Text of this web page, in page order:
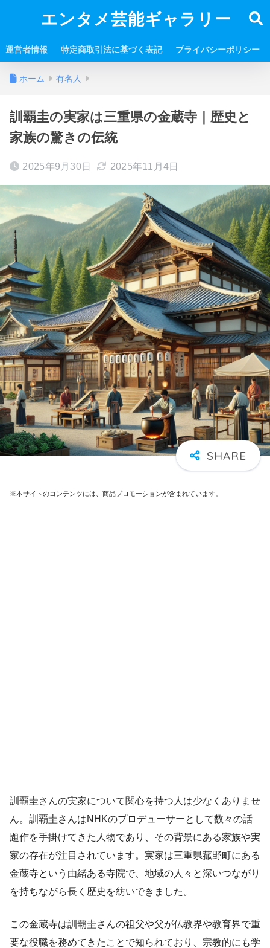
エンタメ芸能ギャラリー
運営者情報 特定商取引法に基づく表記 プライバシーポリシー
ホーム 有名人
訓覇圭の実家は三重県の金蔵寺｜歴史と
家族の驚きの伝統
2025年9月30日 2025年11月4日
※本サイトのコンテンツには、商品プロモーションが含まれています。
訓覇圭さんの実家について関心を持つ人は少なくありませ
ん。訓覇圭さんはNHKのプロデューサーとして数々の話
題作を手掛けてきた人物であり、その背景にある家族や実
家の存在が注目されています。実家は三重県菰野町にある
金蔵寺という由緒ある寺院で、地域の人々と深いつながり
を持ちながら長く歴史を紡いできました。
この金蔵寺は訓覇圭さんの祖父や父が仏教界や教育界で重
要な役職を務めてきたことで知られており、宗教的にも学